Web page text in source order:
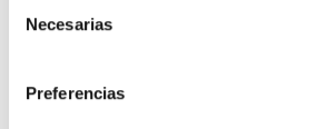
Necesarias
Preferencias